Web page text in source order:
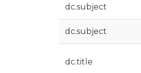
dc.subject
dc.subject
dc.title